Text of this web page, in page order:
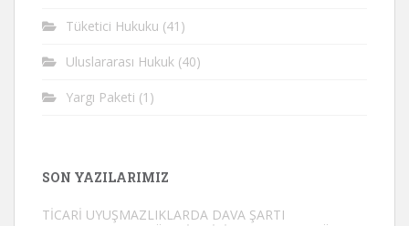
Tüketici Hukuku (41)
Uluslararası Hukuk (40)
Yargı Paketi (1)
SON YAZILARIMIZ
TİCARİ UYUŞMAZLIKLARDA DAVA ŞARTI